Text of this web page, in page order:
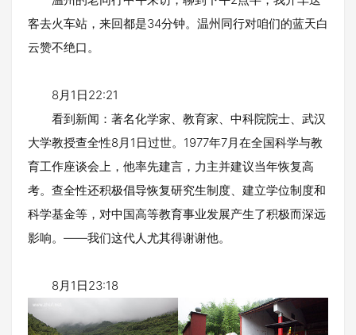
客去火车站，来回都是34分钟。温州同行对咱们的蓝天白
云赞不绝口。
8月1日22:21
看到新闻：著名化学家、教育家、中科院院士、武汉
大学教授查全性8月1日过世。1977年7月在全国科学与教
育工作座谈会上，他率先建言，力主并建议当年恢复高
考。查全性还积极倡导恢复研究生制度、建立学位制度和
科学基金等，对中国高等教育事业发展产生了积极而深远
影响。——我们这代人尤其得谢谢他。
8月1日23:18